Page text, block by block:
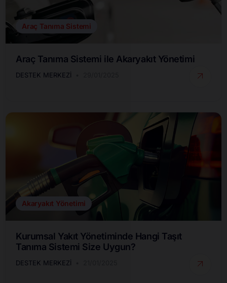
Araç Tanıma Sistemi
Araç Tanıma Sistemi ile Akaryakıt Yönetimi
DESTEK MERKEZI
Akaryakıt Yönetimi
Kurumsal Yakıt Yönetiminde Hangi Taşıt
Tanıma Sistemi Size Uygun?
DESTEK MERKEZI